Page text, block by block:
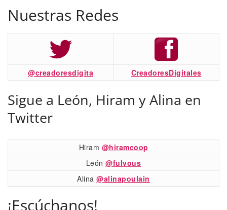
Nuestras Redes
@creadoresdigita CreadoresDigitales
Sigue a León, Hiram y Alina en
Twitter
Hiram @hiramcoop
León@fulvous
Alina@alinapoulain
¡Escúchanos!